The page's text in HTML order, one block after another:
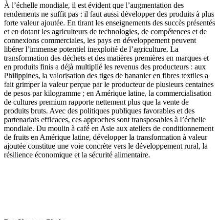
À l’échelle mondiale, il est évident que l’augmentation des
rendements ne suffit pas : il faut aussi développer des produits à plus
forte valeur ajoutée. En tirant les enseignements des succès présentés
et en dotant les agriculteurs de technologies, de compétences et de
connexions commerciales, les pays en développement peuvent
libérer l’immense potentiel inexploité de l’agriculture. La
transformation des déchets et des matières premières en marques et
en produits finis a déjà multiplié les revenus des producteurs : aux
Philippines, la valorisation des tiges de bananier en fibres textiles a
fait grimper la valeur perçue par le producteur de plusieurs centaines
de pesos par kilogramme ; en Amérique latine, la commercialisation
de cultures premium rapporte nettement plus que la vente de
produits bruts. Avec des politiques publiques favorables et des
partenariats efficaces, ces approches sont transposables à l’échelle
mondiale. Du moulin à café en Asie aux ateliers de conditionnement
de fruits en Amérique latine, développer la transformation à valeur
ajoutée constitue une voie concrète vers le développement rural, la
résilience économique et la sécurité alimentaire.